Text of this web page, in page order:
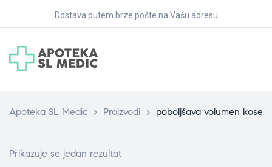
Dostava putem brze pošte na Vašu adresu
Apoteka SL Medic > Proizvodi > poboljšava volumen kose
Prikazuje se jedan rezultat